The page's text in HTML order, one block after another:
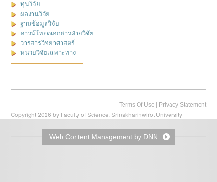
ทุนวิจัย
ผลงานวิจัย
ฐานข้อมูลวิจัย
ดาวน์โหลดเอกสารฝ่ายวิจัย
วารสารวิทยาศาสตร์
หน่วยวิจัยเฉพาะทาง
Terms Of Use | Privacy Statement
Copyright 2026 by Faculty of Science, Srinakharinwirot University
Web Content Management by DNN